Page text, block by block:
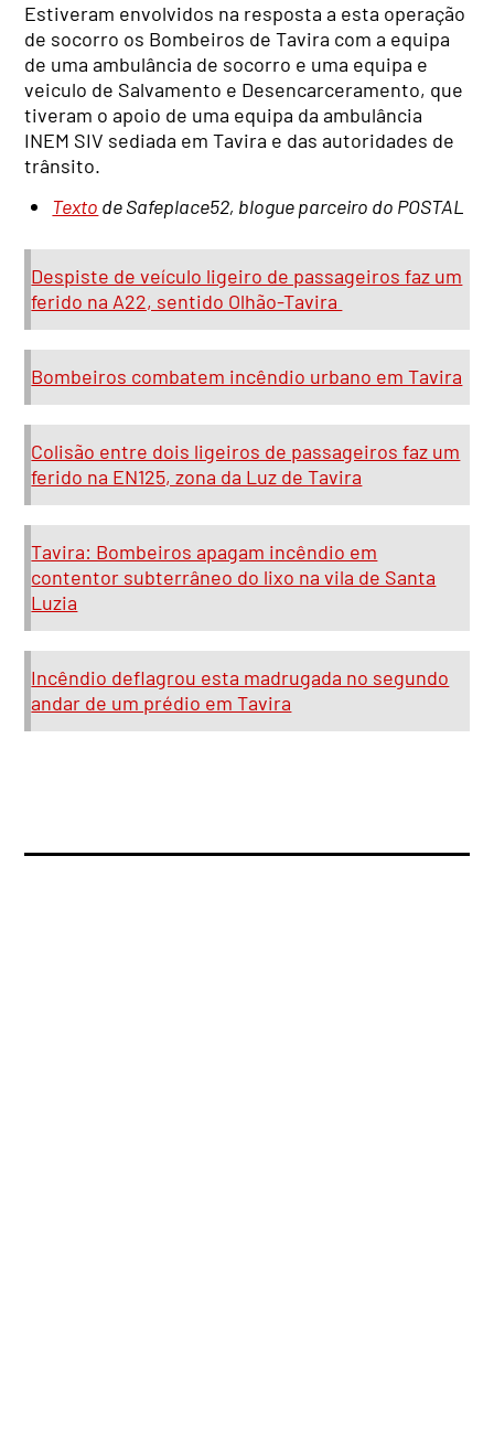
Estiveram envolvidos na resposta a esta operação
de socorro os Bombeiros de Tavira com a equipa
de uma ambulância de socorro e uma equipa e
veiculo de Salvamento e Desencarceramento, que
tiveram o apoio de uma equipa da ambulância
INEM SIV sediada em Tavira e das autoridades de
trânsito.
Texto de Safeplace52, blogue parceiro do POSTAL
Despiste de veículo ligeiro de passageiros faz um
ferido na A22, sentido Olhão-Tavira
Bombeiros combatem incêndio urbano em Tavira
Colisão entre dois ligeiros de passageiros faz um
ferido na EN125, zona da Luz de Tavira
Tavira: Bombeiros apagam incêndio em
contentor subterrâneo do lixo na vila de Santa
Luzia
Incêndio deflagrou esta madrugada no segundo
andar de um prédio em Tavira